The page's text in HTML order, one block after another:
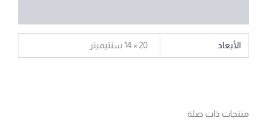
الأبعاد 20 × 14 سنتيميتر
منتجات ذات صلة